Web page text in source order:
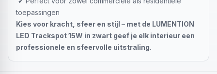
toepassingen
Kies voor kracht, sfeer en stijl – met de LUMENTION
LED Trackspot 15W in zwart geef je elk interieur een
professionele en sfeervolle uitstraling.